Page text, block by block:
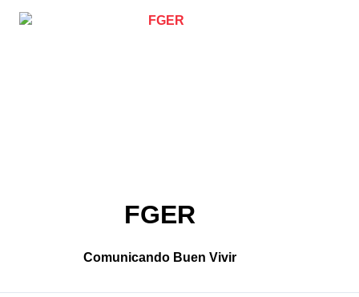
FGER
Comunicando Buen Vivir